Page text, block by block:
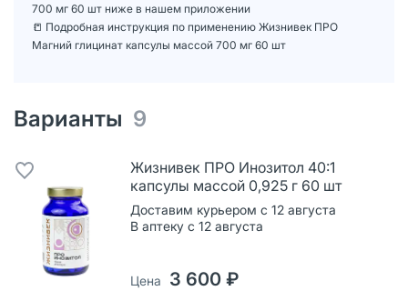
700 мг 60 шт ниже в нашем приложении
📒 Подробная инструкция по применению Жизнивек ПРО
Магний глицинат капсулы массой 700 мг 60 шт
Варианты 9
Жизнивек ПРО Инозитол 40:1
капсулы массой 0,925 г 60 шт
Доставим курьером с 12 августа
В аптеку с 12 августа
Цена 3 600 ₽